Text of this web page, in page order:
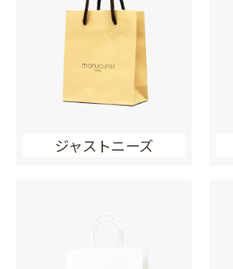
ジャストニーズ